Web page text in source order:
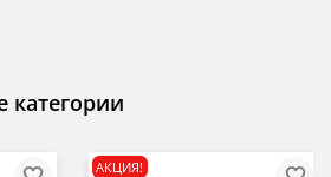
категории
АКЦИЯ!